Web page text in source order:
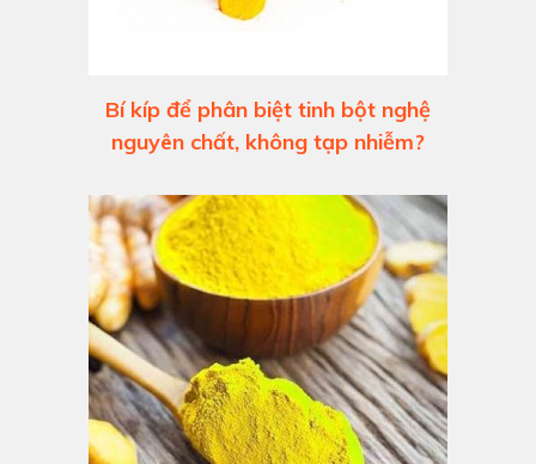
Bí kíp để phân biệt tinh bột nghệ
nguyên chất, không tạp nhiễm?